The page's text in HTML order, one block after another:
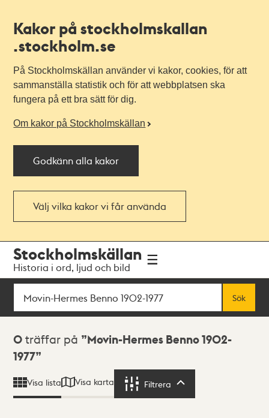
Kakor på stockholmskallan
.stockholm.se
På Stockholmskällan använder vi kakor, cookies, för att
sammanställa statistik och för att webbplatsen ska
fungera på ett bra sätt för dig.
Om kakor på Stockholmskällan
Godkänn alla kakor
Välj vilka kakor vi får använda
navigationen
huvudinnehållet
Stockholmskällan
Historia i ord, ljud och bild
Sök
Sök
Sökresultat
0 träffar på
Movin-Hermes Benno 1902-
1977
Visa lista Visa karta Filtrera